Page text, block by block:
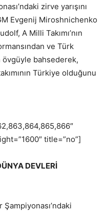
zirve yarışını
Evgenij Miroshnichenko
A Milli Takımı’nın
ve Türk
övgüyle bahsederek,
Türkiye olduğunu
title=”no”]
DEVLERİ
Şampiyonası’ndaki